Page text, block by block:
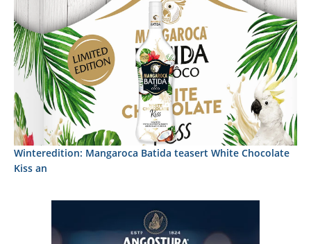
Winteredition: Mangaroca Batida teasert White Chocolate
Kiss an